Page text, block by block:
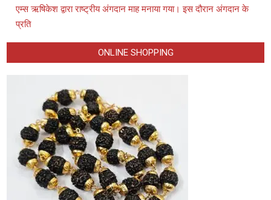
एम्स ऋषिकेश द्वारा राष्ट्रीय अंगदान माह मनाया गया। इस दौरान अंगदान के
प्रति
ONLINE SHOPPING